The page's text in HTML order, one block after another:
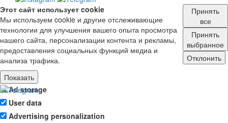
Этот сайт использует cookie
Мы используем cookie и другие отслеживающие
технологии для улучшения вашего опыта просмотра
нашего сайта, персонализации контента и рекламы,
предоставления социальных функций медиа и
анализа трафика.
Показать
Ad storage
User data
Advertising personalization
Принять
все
Принять
выбранное
Отклонить